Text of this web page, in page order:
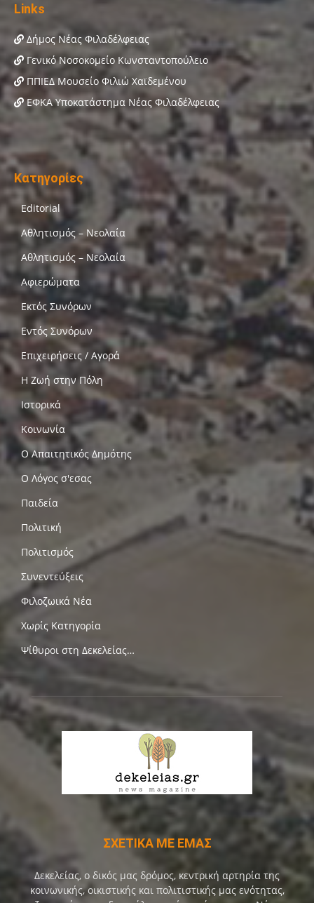
Links
Δήμος Νέας Φιλαδέλφειας
Γενικό Νοσοκομείο Κωνσταντοπούλειο
ΠΠΙΕΔ Μουσείο Φιλιώ Χαϊδεμένου
ΕΦΚΑ Υποκατάστημα Νέας Φιλαδέλφειας
Κατηγορίες
Editorial
Αθλητισμός – Νεολαία
Αθλητισμός – Νεολαία
Αφιερώματα
Εκτός Συνόρων
Εντός Συνόρων
Επιχειρήσεις / Αγορά
Η Ζωή στην Πόλη
Ιστορικά
Κοινωνία
Ο Απαιτητικός Δημότης
Ο Λόγος σ'εσας
Παιδεία
Πολιτική
Πολιτισμός
Συνεντεύξεις
Φιλοζωικά Νέα
Χωρίς Κατηγορία
Ψίθυροι στη Δεκελείας…
ΣΧΕΤΙΚΑ ΜΕ ΕΜΑΣ
Δεκελείας, ο δικός μας δρόμος, κεντρική αρτηρία της
κοινωνικής, οικιστικής και πολιτιστικής μας ενότητας,